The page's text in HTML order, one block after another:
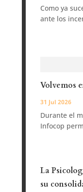
Como ya
ante los
Volvemos
31 Jul 2026
Durante el
Infocop
La
su